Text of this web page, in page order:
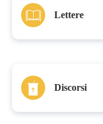
Lettere
Discorsi